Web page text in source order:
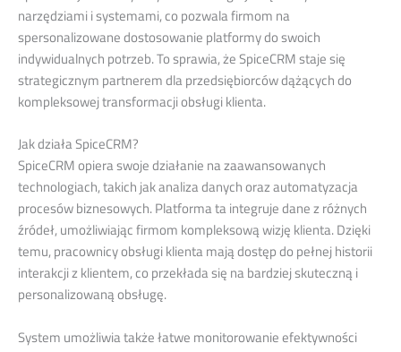
narzędziami i systemami, co pozwala firmom na
spersonalizowane dostosowanie platformy do swoich
indywidualnych potrzeb. To sprawia, że SpiceCRM staje się
strategicznym partnerem dla przedsiębiorców dążących do
kompleksowej transformacji obsługi klienta.
Jak działa SpiceCRM?
SpiceCRM opiera swoje działanie na zaawansowanych
technologiach, takich jak analiza danych oraz automatyzacja
procesów biznesowych. Platforma ta integruje dane z różnych
źródeł, umożliwiając firmom kompleksową wizję klienta. Dzięki
temu, pracownicy obsługi klienta mają dostęp do pełnej historii
interakcji z klientem, co przekłada się na bardziej skuteczną i
personalizowaną obsługę.
System umożliwia także łatwe monitorowanie efektywności